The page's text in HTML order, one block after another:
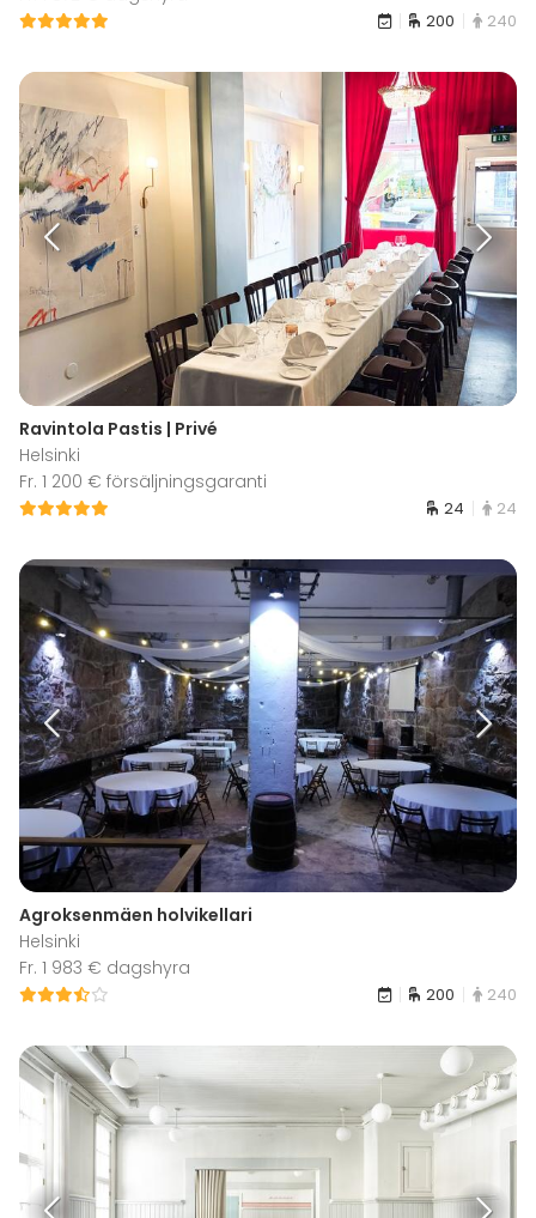
200 240
Ravintola Pastis | Privé
Helsinki
Fr. 1 200 € försäljningsgaranti
24 24
Agroksenmäen holvikellari
Helsinki
Fr. 1 983 € dagshyra
200 240